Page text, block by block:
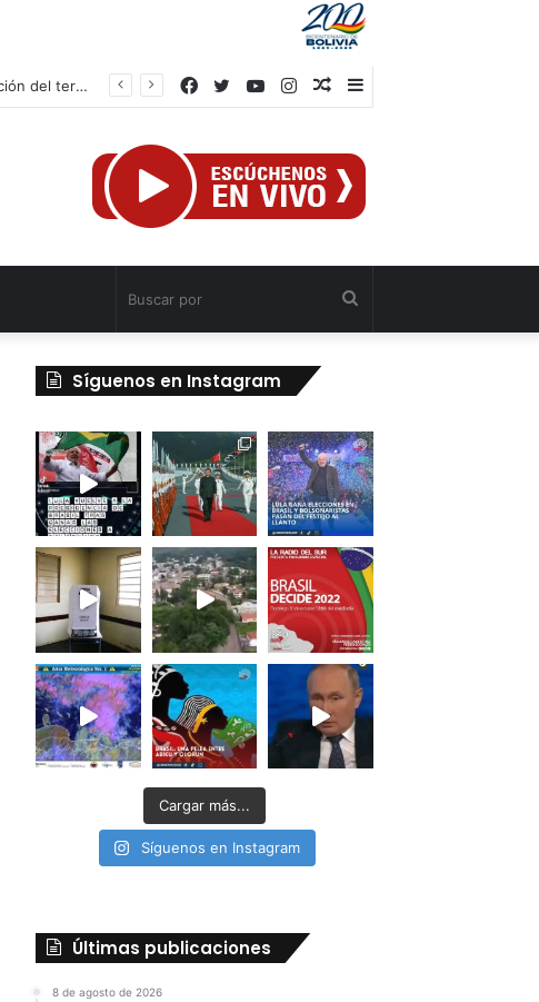
Barra
Publicación
azar
Instagram
YouTube
Twitter
Facebook
Síguenos en Instagram
Cargar más...
Síguenos en Instagram
Últimas publicaciones
8 de agosto de 2026